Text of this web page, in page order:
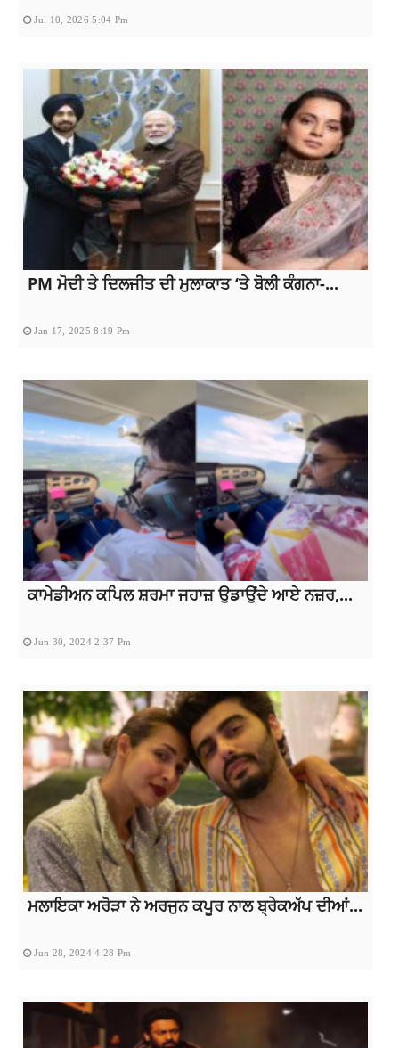
Jul 10, 2026 5:04 Pm
PM ਮੋਦੀ ਤੇ ਦਿਲਜੀਤ ਦੀ ਮੁਲਾਕਾਤ ‘ਤੇ ਬੋਲੀ ਕੰਗਨਾ-...
Jan 17, 2025 8:19 Pm
ਕਾਮੇਡੀਅਨ ਕਪਿਲ ਸ਼ਰਮਾ ਜਹਾਜ਼ ਉਡਾਉਂਦੇ ਆਏ ਨਜ਼ਰ,...
Jun 30, 2024 2:37 Pm
ਮਲਾਇਕਾ ਅਰੋੜਾ ਨੇ ਅਰਜੁਨ ਕਪੂਰ ਨਾਲ ਬ੍ਰੇਕਅੱਪ ਦੀਆਂ...
Jun 28, 2024 4:28 Pm